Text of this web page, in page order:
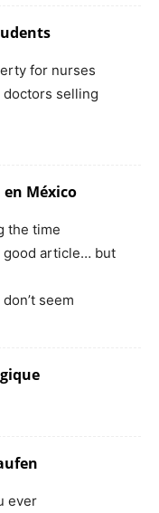
for nurses
selling
México
the time
good article… but
seem
ever